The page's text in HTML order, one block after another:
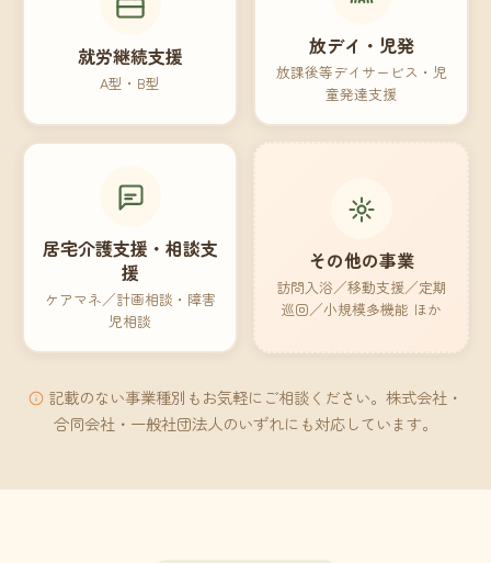
就労継続支援
A型・B型
放デイ・児発
放課後等デイサービス・児
童発達支援
居宅介護支援・相談支
援
ケアマネ／計画相談・障害
児相談
その他の事業
訪問入浴／移動支援／定期
巡回／小規模多機能 ほか
記載のない事業種別もお気軽にご相談ください。株式会社・
合同会社・一般社団法人のいずれにも対応しています。